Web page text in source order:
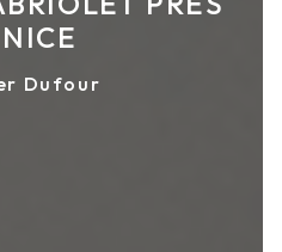
Dufour